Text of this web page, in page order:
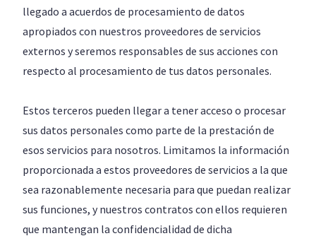
llegado a acuerdos de procesamiento de datos
apropiados con nuestros proveedores de servicios
externos y seremos responsables de sus acciones con
respecto al procesamiento de tus datos personales.
Estos terceros pueden llegar a tener acceso o procesar
sus datos personales como parte de la prestación de
esos servicios para nosotros. Limitamos la información
proporcionada a estos proveedores de servicios a la que
sea razonablemente necesaria para que puedan realizar
sus funciones, y nuestros contratos con ellos requieren
que mantengan la confidencialidad de dicha